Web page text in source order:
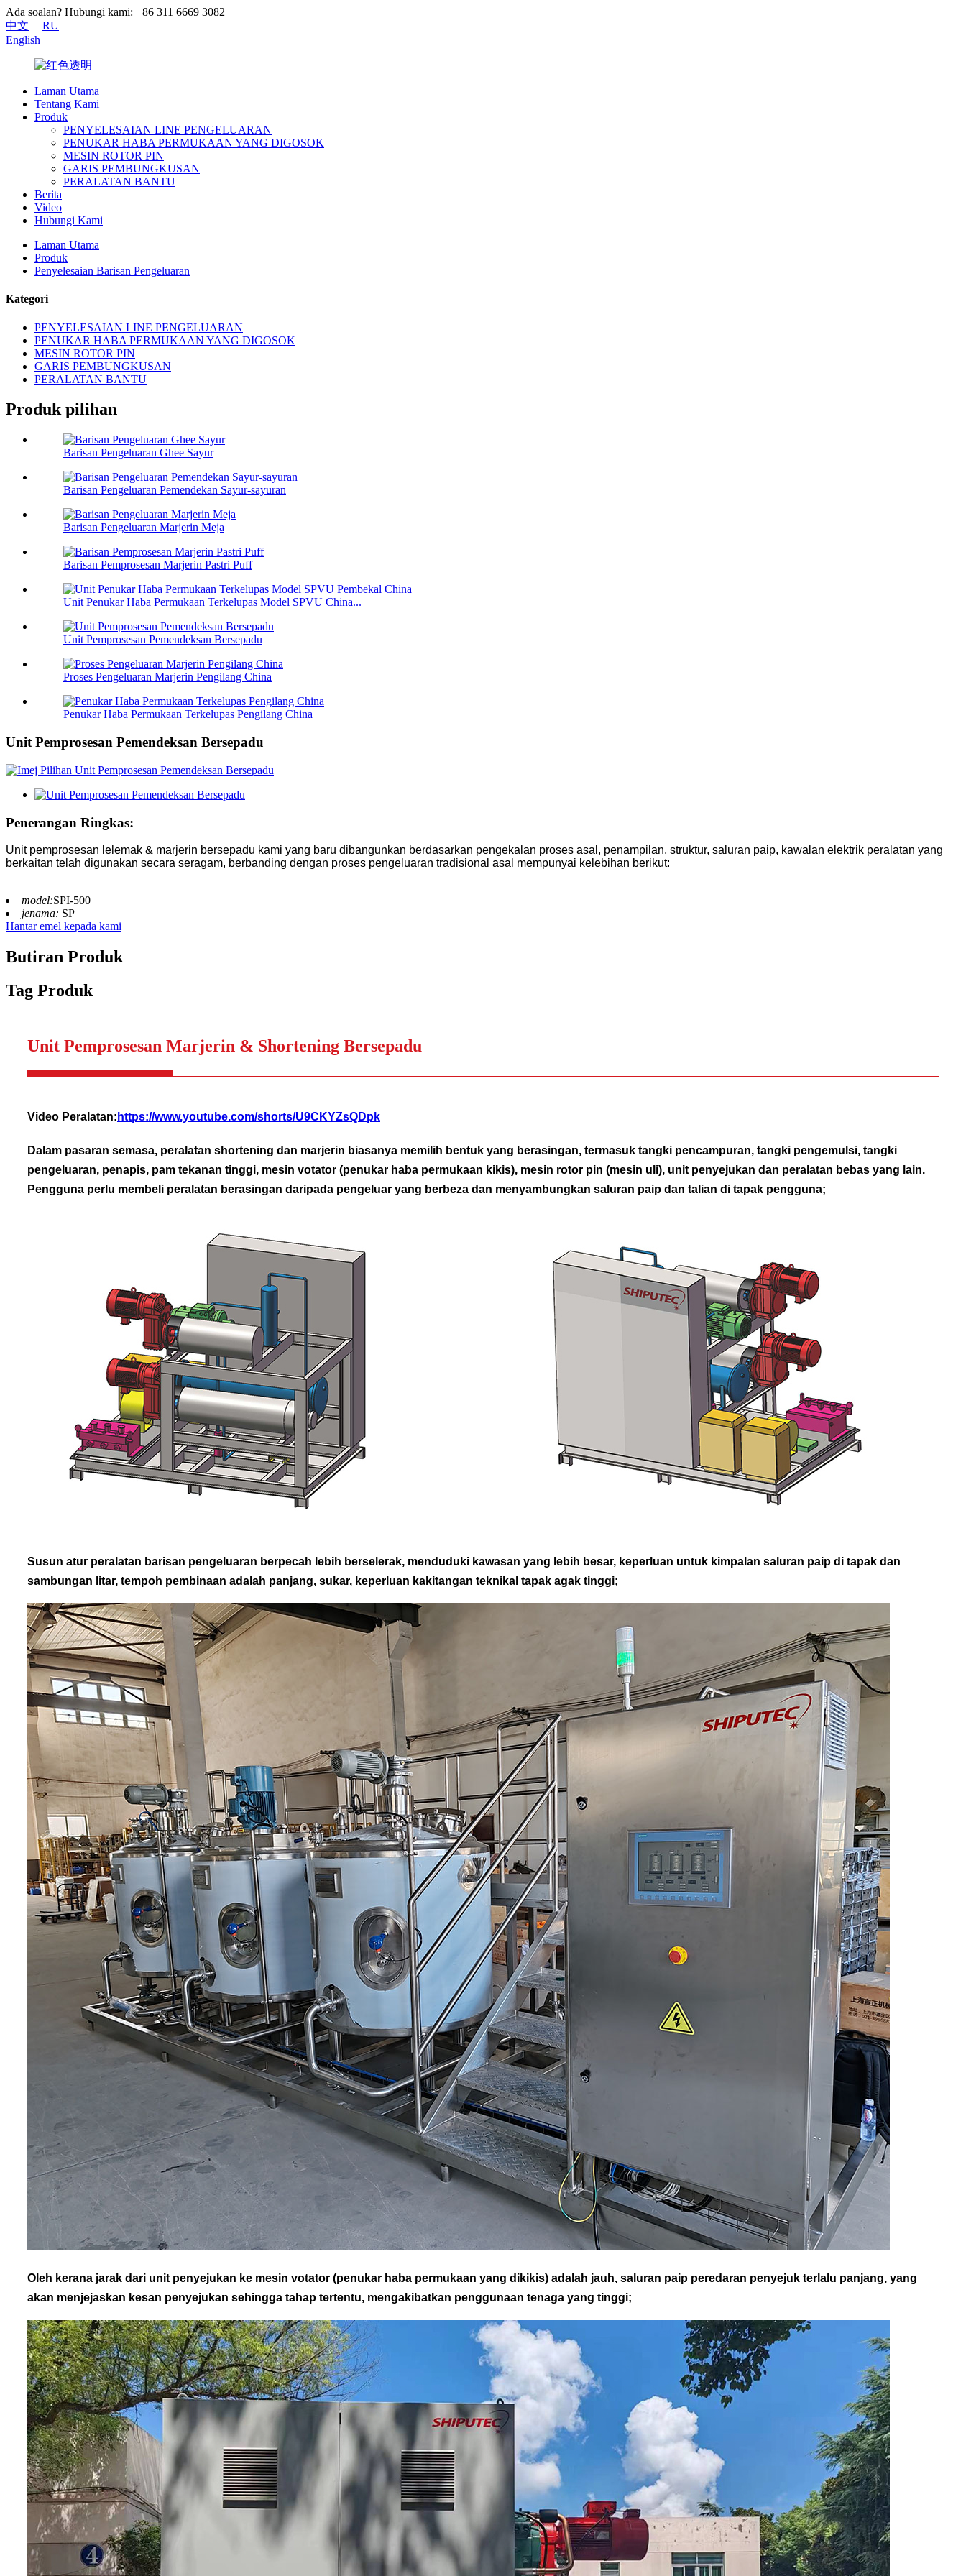
Ada soalan? Hubungi kami: +86 311 6669 3082
中文
RU
English
Laman Utama
Tentang Kami
Produk
PENYELESAIAN LINE PENGELUARAN
PENUKAR HABA PERMUKAAN YANG DIGOSOK
MESIN ROTOR PIN
GARIS PEMBUNGKUSAN
PERALATAN BANTU
Berita
Video
Hubungi Kami
Laman Utama
Produk
Penyelesaian Barisan Pengeluaran
Kategori
PENYELESAIAN LINE PENGELUARAN
PENUKAR HABA PERMUKAAN YANG DIGOSOK
MESIN ROTOR PIN
GARIS PEMBUNGKUSAN
PERALATAN BANTU
Produk pilihan
Barisan Pengeluaran Ghee Sayur
Barisan Pengeluaran Pemendekan Sayur-sayuran
Barisan Pengeluaran Marjerin Meja
Barisan Pemprosesan Marjerin Pastri Puff
Unit Penukar Haba Permukaan Terkelupas Model SPVU China...
Unit Pemprosesan Pemendeksan Bersepadu
Proses Pengeluaran Marjerin Pengilang China
Penukar Haba Permukaan Terkelupas Pengilang China
Unit Pemprosesan Pemendeksan Bersepadu
Penerangan Ringkas:
Unit pemprosesan lelemak & marjerin bersepadu kami yang baru dibangunkan berdasarkan pengekalan proses asal, penampilan, struktur, saluran paip, kawalan elektrik peralatan yang
berkaitan telah digunakan secara seragam, berbanding dengan proses pengeluaran tradisional asal mempunyai kelebihan berikut:
model:SPI-500
jenama: SP
Hantar emel kepada kami
Butiran Produk
Tag Produk
Unit Pemprosesan Marjerin & Shortening Bersepadu
Video Peralatan: https://www.youtube.com/shorts/U9CKYZsQDpk
Dalam pasaran semasa, peralatan shortening dan marjerin biasanya memilih bentuk yang berasingan, termasuk tangki pencampuran, tangki pengemulsi, tangki
pengeluaran, penapis, pam tekanan tinggi, mesin votator (penukar haba permukaan kikis), mesin rotor pin (mesin uli), unit penyejukan dan peralatan bebas yang lain.
Pengguna perlu membeli peralatan berasingan daripada pengeluar yang berbeza dan menyambungkan saluran paip dan talian di tapak pengguna;
Susun atur peralatan barisan pengeluaran berpecah lebih berselerak, menduduki kawasan yang lebih besar, keperluan untuk kimpalan saluran paip di tapak dan
sambungan litar, tempoh pembinaan adalah panjang, sukar, keperluan kakitangan teknikal tapak agak tinggi;
Oleh kerana jarak dari unit penyejukan ke mesin votator (penukar haba permukaan yang dikikis) adalah jauh, saluran paip peredaran penyejuk terlalu panjang, yang
akan menjejaskan kesan penyejukan sehingga tahap tertentu, mengakibatkan penggunaan tenaga yang tinggi;